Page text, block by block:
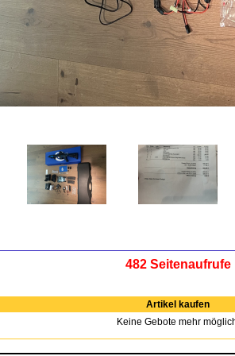
482 Seitenaufrufe
Artikel kaufen
Keine Gebote mehr